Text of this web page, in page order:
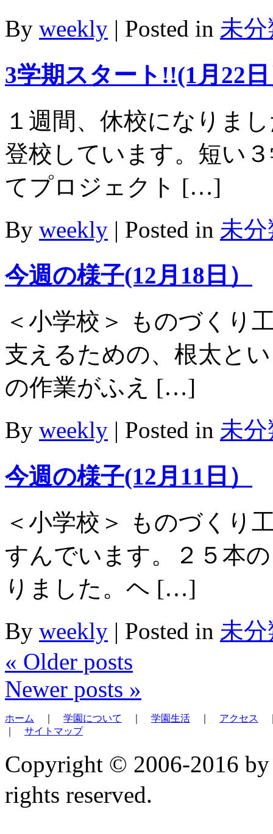
By weekly | Posted in 未
3学期スタート!!(1月22
１週間、休校になりま
登校しています。短い
てプロジェクト […]
By weekly | Posted in 未
今週の様子(12月18日）
＜小学校＞ ものづくり
支えるための、根太と
の作業がふえ […]
By weekly | Posted in 未
今週の様子(12月11日）
＜小学校＞ ものづくり
すんでいます。２５本
りました。ヘ […]
By weekly | Posted in 未
« Older posts
Newer posts »
ホーム 学園について 学園生活 アクセス
サイトマップ
Copyright © 2006-2016
rights reserved.